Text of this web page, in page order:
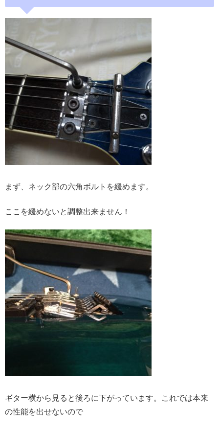
まず、ネック部の六角ボルトを緩めます。
ここを緩めないと調整出来ません！
ギター横から見ると後ろに下がっています。これでは本来
の性能を出せないので